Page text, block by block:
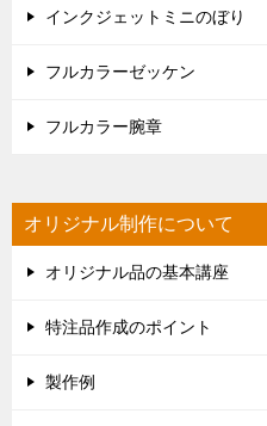
インクジェットミニのぼり
フルカラーゼッケン
フルカラー腕章
オリジナル制作について
オリジナル品の基本講座
特注品作成のポイント
製作例